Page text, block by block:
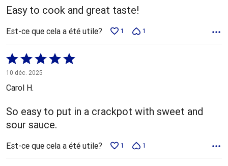
Easy to cook and great taste!
Est-ce que cela a été utile? 1 1
Coté
5 sur
5
10 déc. 2025
Carol H.
So easy to put in a crackpot with sweet and
sour sauce.
Est-ce que cela a été utile? 1 1